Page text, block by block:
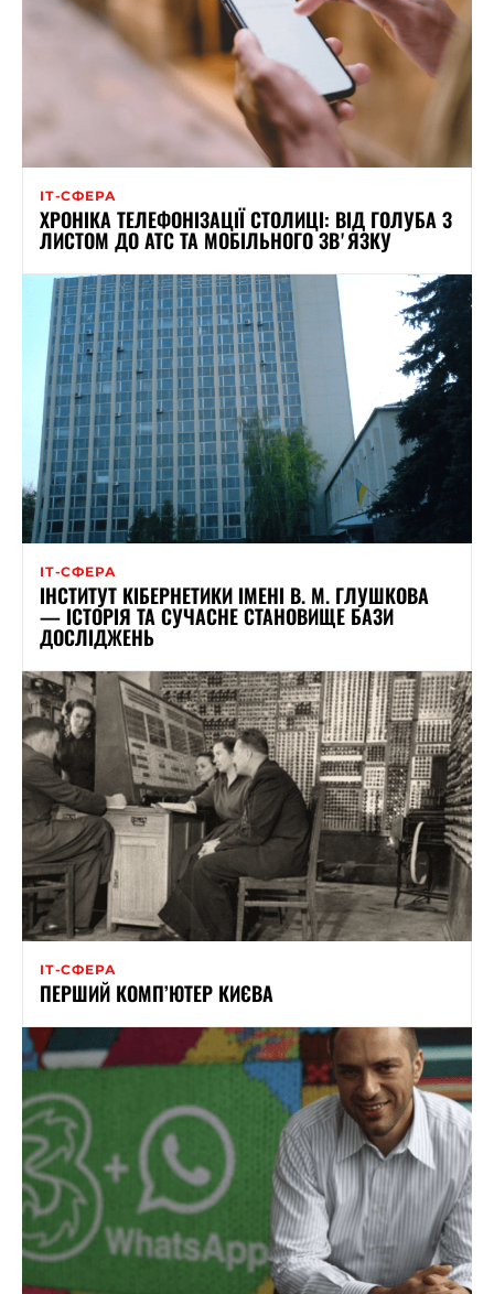
ІТ-СФЕРА
ХРОНІКА ТЕЛЕФОНІЗАЦІЇ СТОЛИЦІ: ВІД ГОЛУБА З
ЛИСТОМ ДО АТС ТА МОБІЛЬНОГО ЗВʼЯЗКУ
ІТ-СФЕРА
ІНСТИТУТ КІБЕРНЕТИКИ ІМЕНІ В. М. ГЛУШКОВА
— ІСТОРІЯ ТА СУЧАСНЕ СТАНОВИЩЕ БАЗИ
ДОСЛІДЖЕНЬ
ІТ-СФЕРА
ПЕРШИЙ КОМП’ЮТЕР КИЄВА